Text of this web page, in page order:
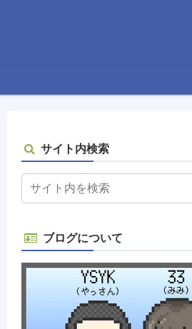
サイト内検索
ブログについて